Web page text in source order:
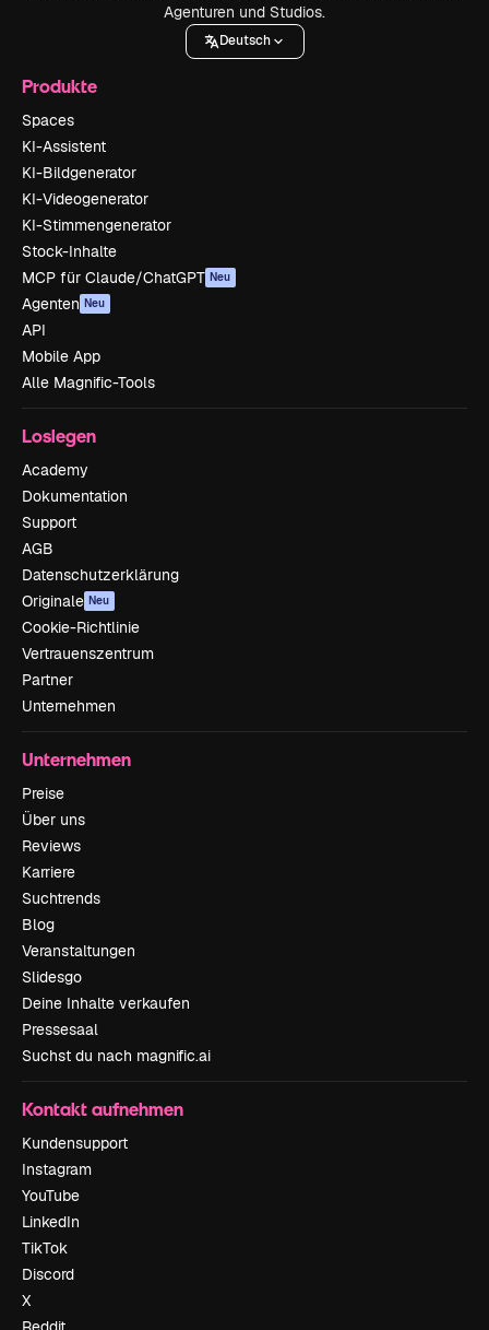
Agenturen und Studios.
Deutsch
Produkte
Spaces
KI-Assistent
KI-Bildgenerator
KI-Videogenerator
KI-Stimmengenerator
Stock-Inhalte
MCP für Claude/ChatGPT Neu
Agenten Neu
API
Mobile App
Alle Magnific-Tools
Loslegen
Academy
Dokumentation
Support
AGB
Datenschutzerklärung
Originale Neu
Cookie-Richtlinie
Vertrauenszentrum
Partner
Unternehmen
Unternehmen
Preise
Über uns
Reviews
Karriere
Suchtrends
Blog
Veranstaltungen
Slidesgo
Deine Inhalte verkaufen
Pressesaal
Suchst du nach magnific.ai
Kontakt aufnehmen
Kundensupport
Instagram
YouTube
LinkedIn
TikTok
Discord
X